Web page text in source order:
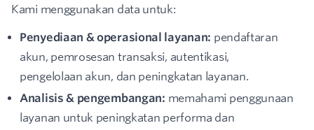
Kami menggunakan data untuk:
Penyediaan & operasional layanan: pendaftaran
akun, pemrosesan transaksi, autentikasi,
pengelolaan akun, dan peningkatan layanan.
Analisis & pengembangan: memahami penggunaan
layanan untuk peningkatan performa dan